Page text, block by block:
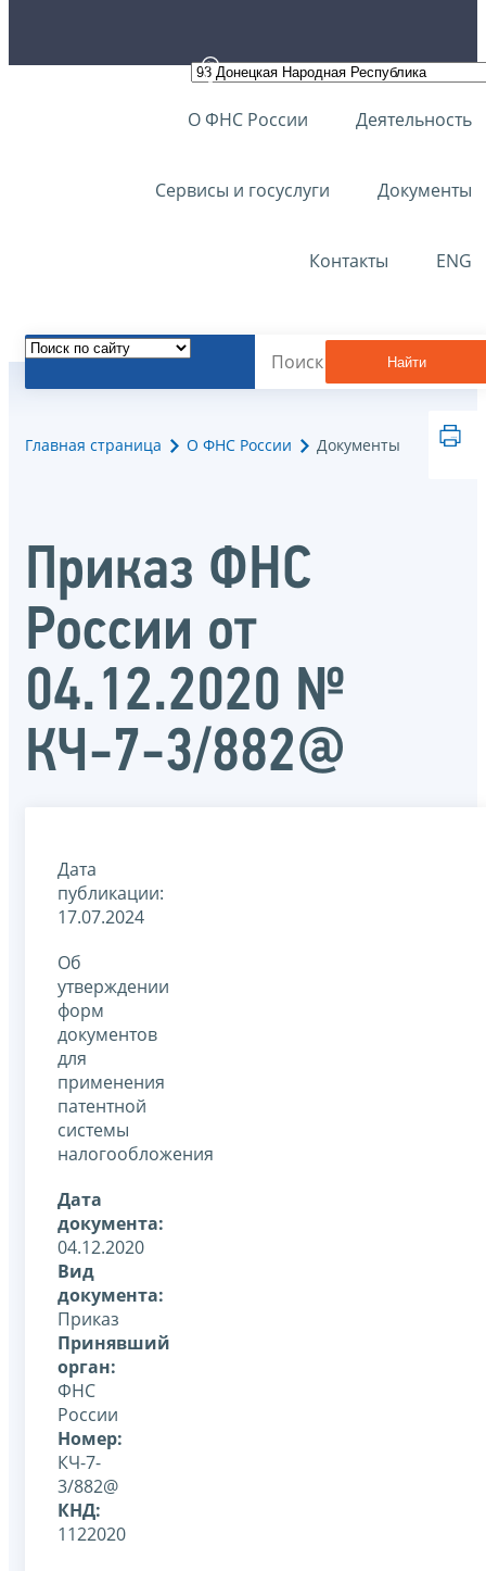
О ФНС России Деятельность
Сервисы и госуслуги Документы
Контакты ENG
Найти
Главная страница О ФНС России Документы
Приказ ФНС
России от
04.12.2020 №
КЧ-7-3/882@
Дата
публикации:
17.07.2024
Об
утверждении
форм
документов
для
применения
патентной
системы
налогообложения
Дата
документа:
04.12.2020
Вид
документа:
Приказ
Принявший
орган:
ФНС
России
Номер:
КЧ-7-
3/882@
КНД:
1122020